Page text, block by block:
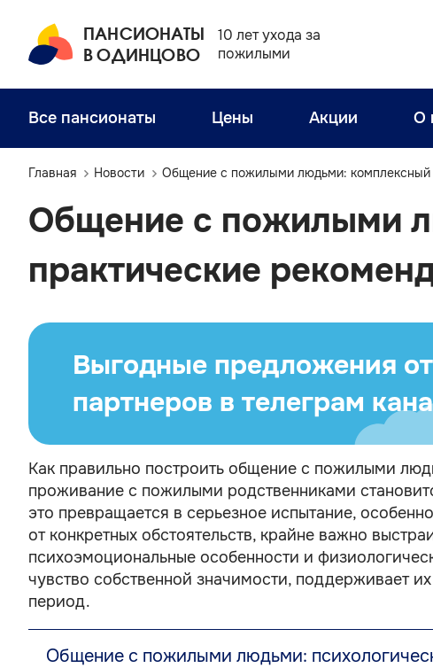
ПАНСИОНАТЫ
В ОДИНЦОВО
10 лет ухода за
пожилыми
Все пансионаты Цены Акции О
Главная Новости Общение с пожилыми людьми: комплексный
Общение с пожилыми
практические
Выгодные предложения от
партнеров в телеграм
Как правильно построить общение с пожилыми
проживание с пожилыми родственниками
это превращается в серьезное испытание,
от конкретных обстоятельств, крайне важно
психоэмоциональные особенности и
чувство собственной значимости, поддерживает
период.
Общение с пожилыми людьми: